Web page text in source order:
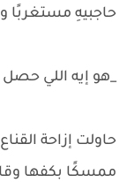
حاجبيهِ مستغربًا
_هو إيه اللي
حاولت إزاحة
ممسكًا بكفها